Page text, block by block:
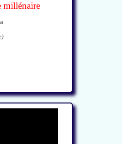
millénaire